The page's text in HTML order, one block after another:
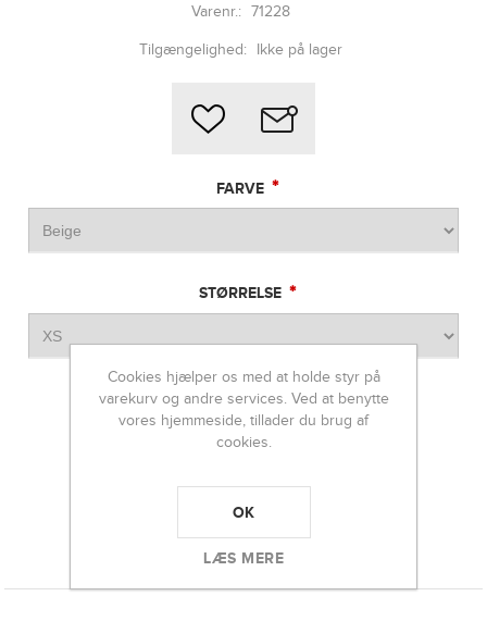
Varenr.: 71228
Tilgængelighed: Ikke på lager
FARVE *
STØRRELSE *
169,00 DKK
+
KONTAKT OS
Cookies hjælper os med at holde styr på
varekurv og andre services. Ved at benytte
vores hjemmeside, tillader du brug af
cookies.
OK
LÆS MERE